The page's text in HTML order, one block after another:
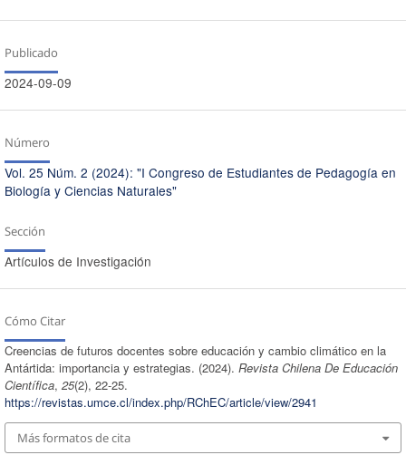
Publicado
2024-09-09
Número
Vol. 25 Núm. 2 (2024): "I Congreso de Estudiantes de Pedagogía en
Biología y Ciencias Naturales"
Sección
Artículos de Investigación
Cómo Citar
Creencias de futuros docentes sobre educación y cambio climático en la
Antártida: importancia y estrategias. (2024). Revista Chilena De Educación
Científica, 25(2), 22-25.
https://revistas.umce.cl/index.php/RChEC/article/view/2941
Más formatos de cita